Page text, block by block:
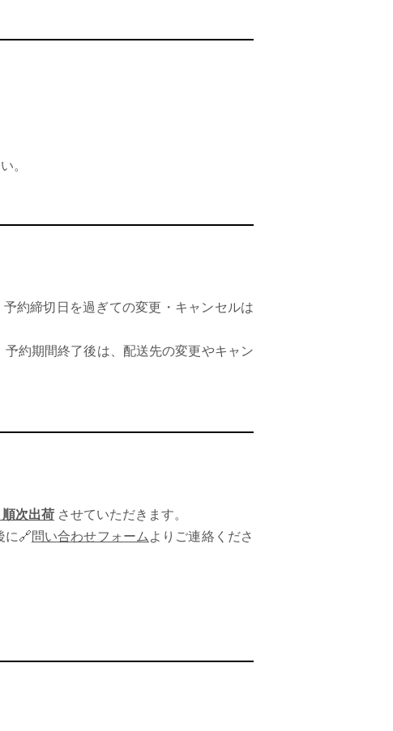
。
約締切日を過ぎての変更・キャンセルは
予約期間終了後は、配送先の変更やキャン
次出荷 させていただきます。
に🔗問い合わせフォーム よりご連絡くださ